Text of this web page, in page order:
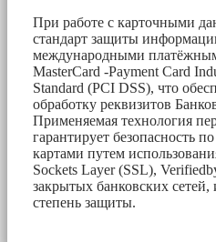
При работе с карточными
стандарт защиты
международными
MasterCard -Payment Card
Standard (PCI DSS), что
обработку реквизитов
Применяемая технология
гарантирует безопасность
картами путем
Sockets Layer (SSL),
закрытых банковских
степень защиты.